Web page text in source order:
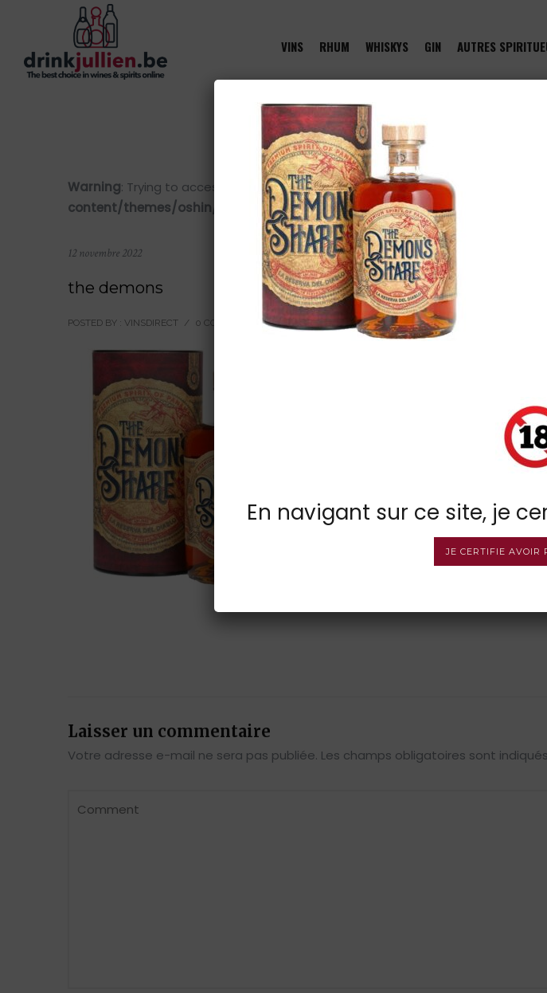
VINS RHUM WHISKYS GIN AUTRES
Warning: Trying to access array offset on value of type null in/htdocs/
content/themes/oshin/content.phpon line28
12 novembre 2022
the demons
POSTED BY : VINSDIRECT / 0 COMMENTS / UNDER :
Laisser un commentaire
Votre adresse e-mail ne sera pas publiée. Les champs obligatoires sont
En navigant sur ce site, je
JE CERTIFIE AVOIR